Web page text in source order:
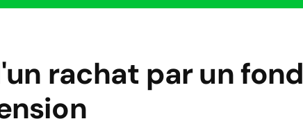
rachat par un fond